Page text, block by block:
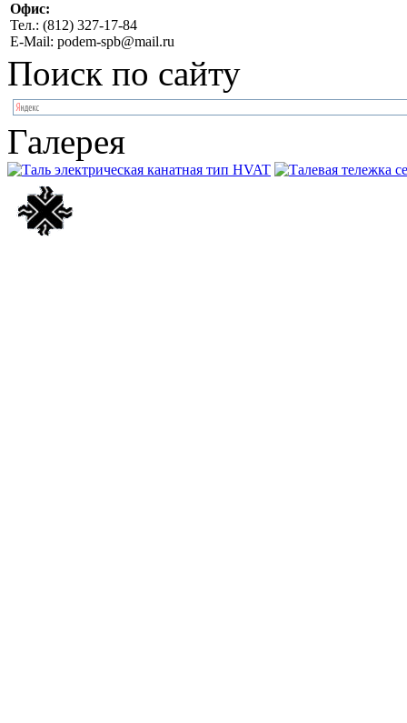
Офис:
Тел.: (812) 327-17-84
E-Mail: podem-spb@mail.ru
Поиск по сайту
Галерея